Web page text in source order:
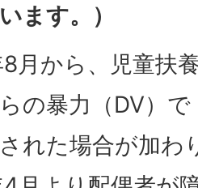
ます。）
月から、児童扶
の暴力（DV）
れた場合が加わ